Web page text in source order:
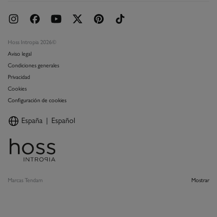
Hoss Intropia 2026©
Aviso legal
Condiciones generales
Privacidad
Cookies
Configuración de cookies
España Español
Marcas Tendam Mostrar